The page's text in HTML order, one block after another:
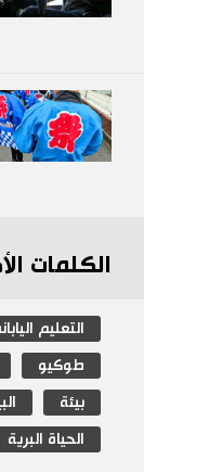
الكلمات
التعليم
طوكيو
بيئة
الحياة البرية